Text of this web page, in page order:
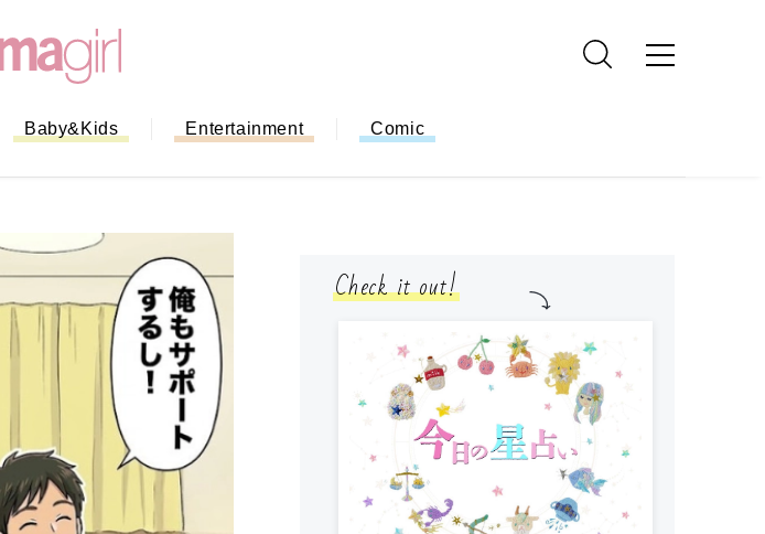
Baby&Kids Entertainment Comic
Check it out!
「もう行列に並ばない！」ミスドのモ
バイルオーダー完全ガイド｜支払い方
法から受け取り方までネットオーダー